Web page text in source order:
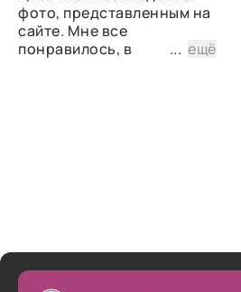
фото, представленным на
сайте. Мне все
понравилось, в
...ещё